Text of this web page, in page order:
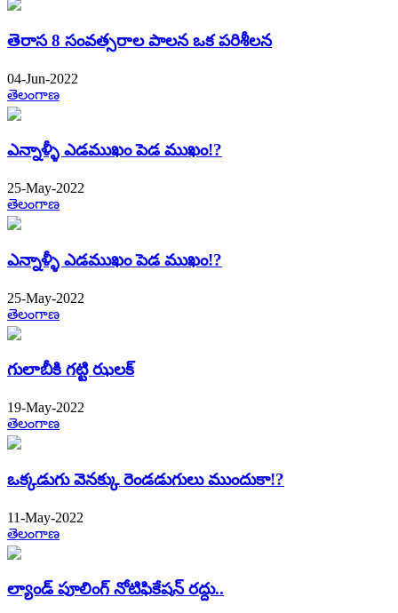
తెరాస 8 సంవత్సరాల పాలన ఒక పరిశీలన
04-Jun-2022
తెలంగాణ
ఎన్నాళ్ళీ ఎడముఖం పెడ ముఖం!?
25-May-2022
తెలంగాణ
ఎన్నాళ్ళీ ఎడముఖం పెడ ముఖం!?
25-May-2022
తెలంగాణ
గులాబీకి గట్టి ఝలక్
19-May-2022
తెలంగాణ
ఒక్కడుగు వెనక్కు రెండడుగులు ముందుకా!?
11-May-2022
తెలంగాణ
ల్యాండ్ పూలింగ్ నోటిఫికేషన్ రద్దు..